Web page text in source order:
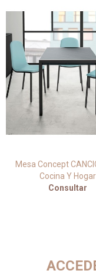
Mesa Concept
Cocina Y Hogar
Consultar